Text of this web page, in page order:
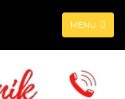
MENU